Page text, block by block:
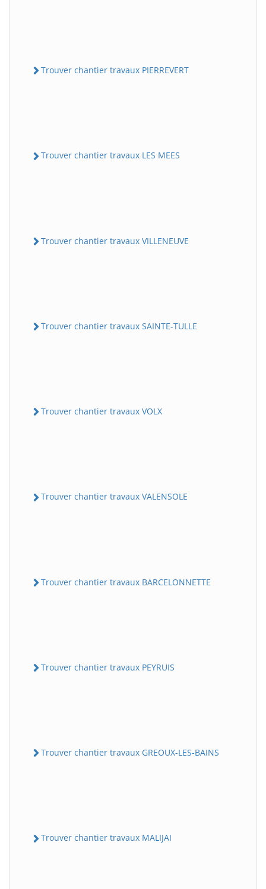
Trouver chantier travaux PIERREVERT
Trouver chantier travaux LES MEES
Trouver chantier travaux VILLENEUVE
Trouver chantier travaux SAINTE-TULLE
Trouver chantier travaux VOLX
Trouver chantier travaux VALENSOLE
Trouver chantier travaux BARCELONNETTE
Trouver chantier travaux PEYRUIS
Trouver chantier travaux GREOUX-LES-BAINS
Trouver chantier travaux MALIJAI